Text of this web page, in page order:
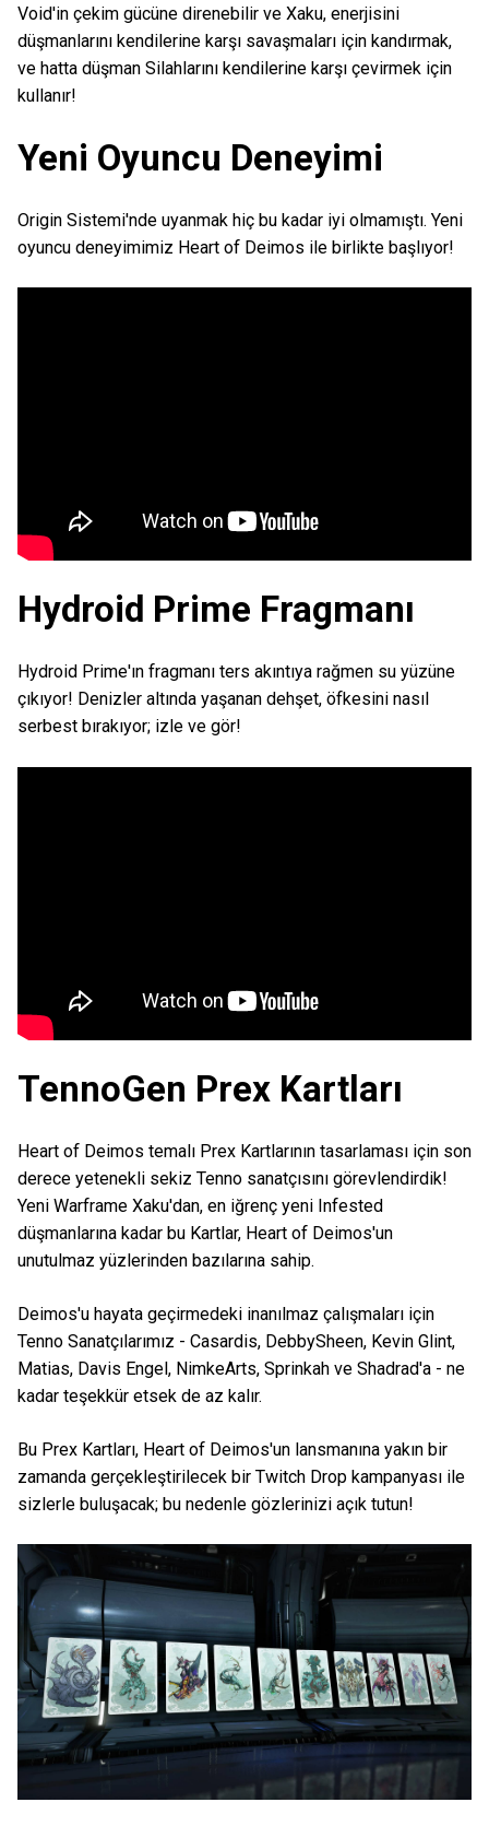
Void'in çekim gücüne direnebilir ve Xaku, enerjisini
düşmanlarını kendilerine karşı savaşmaları için kandırmak,
ve hatta düşman Silahlarını kendilerine karşı çevirmek için
kullanır!
Yeni Oyuncu Deneyimi
Origin Sistemi'nde uyanmak hiç bu kadar iyi olmamıştı. Yeni
oyuncu deneyimimiz Heart of Deimos ile birlikte başlıyor!
Hydroid Prime Fragmanı
Hydroid Prime'ın fragmanı ters akıntıya rağmen su yüzüne
çıkıyor! Denizler altında yaşanan dehşet, öfkesini nasıl
serbest bırakıyor; izle ve gör!
TennoGen Prex Kartları
Heart of Deimos temalı Prex Kartlarının tasarlaması için son
derece yetenekli sekiz Tenno sanatçısını görevlendirdik!
Yeni Warframe Xaku'dan, en iğrenç yeni Infested
düşmanlarına kadar bu Kartlar, Heart of Deimos'un
unutulmaz yüzlerinden bazılarına sahip.
Deimos'u hayata geçirmedeki inanılmaz çalışmaları için
Tenno Sanatçılarımız - Casardis, DebbySheen, Kevin Glint,
Matias, Davis Engel, NimkeArts, Sprinkah ve Shadrad'a - ne
kadar teşekkür etsek de az kalır.
Bu Prex Kartları, Heart of Deimos'un lansmanına yakın bir
zamanda gerçekleştirilecek bir Twitch Drop kampanyası ile
sizlerle buluşacak; bu nedenle gözlerinizi açık tutun!